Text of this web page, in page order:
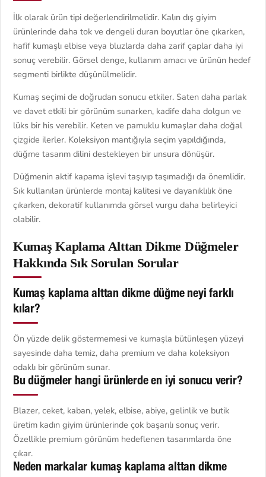
İlk olarak ürün tipi değerlendirilmelidir. Kalın dış giyim
ürünlerinde daha tok ve dengeli duran boyutlar öne çıkarken,
hafif kumaşlı elbise veya bluzlarda daha zarif çaplar daha iyi
sonuç verebilir. Görsel denge, kullanım amacı ve ürünün hedef
segmenti birlikte düşünülmelidir.
Kumaş seçimi de doğrudan sonucu etkiler. Saten daha parlak
ve davet etkili bir görünüm sunarken, kadife daha dolgun ve
lüks bir his verebilir. Keten ve pamuklu kumaşlar daha doğal
çizgide ilerler. Koleksiyon mantığıyla seçim yapıldığında,
düğme tasarım dilini destekleyen bir unsura dönüşür.
Düğmenin aktif kapama işlevi taşıyıp taşımadığı da önemlidir.
Sık kullanılan ürünlerde montaj kalitesi ve dayanıklılık öne
çıkarken, dekoratif kullanımda görsel vurgu daha belirleyici
olabilir.
Kumaş Kaplama Alttan Dikme Düğmeler
Hakkında Sık Sorulan Sorular
Kumaş kaplama alttan dikme düğme neyi farklı
kılar?
Ön yüzde delik göstermemesi ve kumaşla bütünleşen yüzeyi
sayesinde daha temiz, daha premium ve daha koleksiyon
odaklı bir görünüm sunar.
Bu düğmeler hangi ürünlerde en iyi sonucu verir?
Blazer, ceket, kaban, yelek, elbise, abiye, gelinlik ve butik
üretim kadın giyim ürünlerinde çok başarılı sonuç verir.
Özellikle premium görünüm hedeflenen tasarımlarda öne
çıkar.
Neden markalar kumaş kaplama alttan dikme